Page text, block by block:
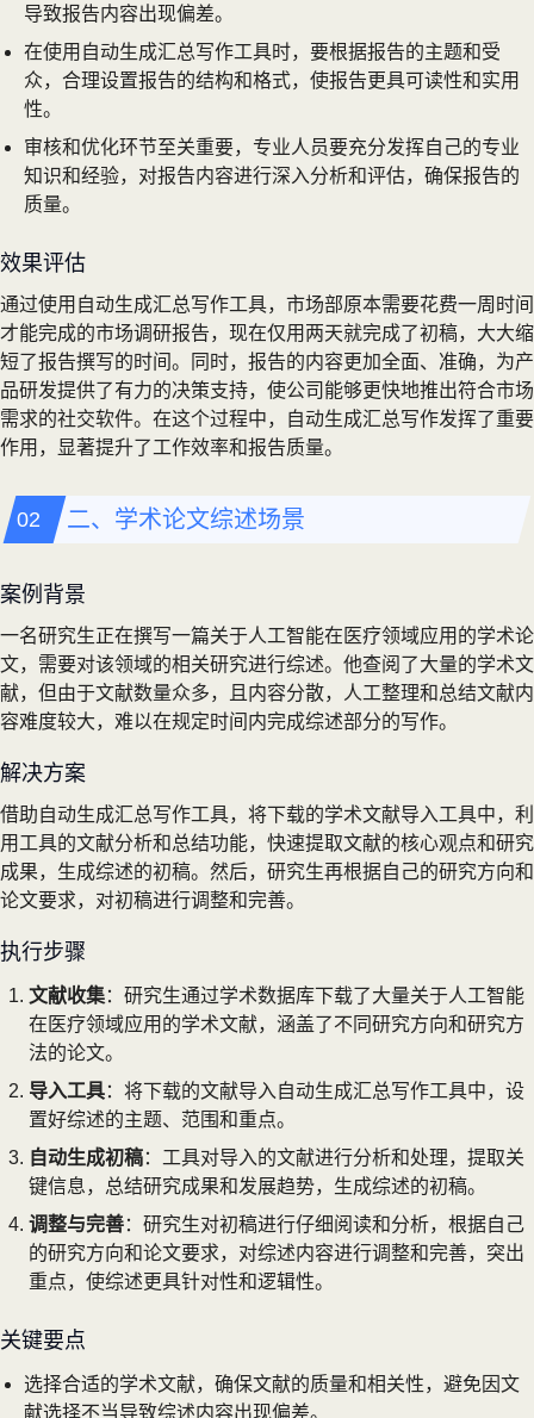
导致报告内容出现偏差。
在使用自动生成汇总写作工具时，要根据报告的主题和受
众，合理设置报告的结构和格式，使报告更具可读性和实用
性。
审核和优化环节至关重要，专业人员要充分发挥自己的专业
知识和经验，对报告内容进行深入分析和评估，确保报告的
质量。
效果评估
通过使用自动生成汇总写作工具，市场部原本需要花费一周时间
才能完成的市场调研报告，现在仅用两天就完成了初稿，大大缩
短了报告撰写的时间。同时，报告的内容更加全面、准确，为产
品研发提供了有力的决策支持，使公司能够更快地推出符合市场
需求的社交软件。在这个过程中，自动生成汇总写作发挥了重要
作用，显著提升了工作效率和报告质量。
二、学术论文综述场景
案例背景
一名研究生正在撰写一篇关于人工智能在医疗领域应用的学术论
文，需要对该领域的相关研究进行综述。他查阅了大量的学术文
献，但由于文献数量众多，且内容分散，人工整理和总结文献内
容难度较大，难以在规定时间内完成综述部分的写作。
解决方案
借助自动生成汇总写作工具，将下载的学术文献导入工具中，利
用工具的文献分析和总结功能，快速提取文献的核心观点和研究
成果，生成综述的初稿。然后，研究生再根据自己的研究方向和
论文要求，对初稿进行调整和完善。
执行步骤
文献收集：研究生通过学术数据库下载了大量关于人工智能
在医疗领域应用的学术文献，涵盖了不同研究方向和研究方
法的论文。
导入工具：将下载的文献导入自动生成汇总写作工具中，设
置好综述的主题、范围和重点。
自动生成初稿：工具对导入的文献进行分析和处理，提取关
键信息，总结研究成果和发展趋势，生成综述的初稿。
调整与完善：研究生对初稿进行仔细阅读和分析，根据自己
的研究方向和论文要求，对综述内容进行调整和完善，突出
重点，使综述更具针对性和逻辑性。
关键要点
选择合适的学术文献，确保文献的质量和相关性，避免因文
献选择不当导致综述内容出现偏差。